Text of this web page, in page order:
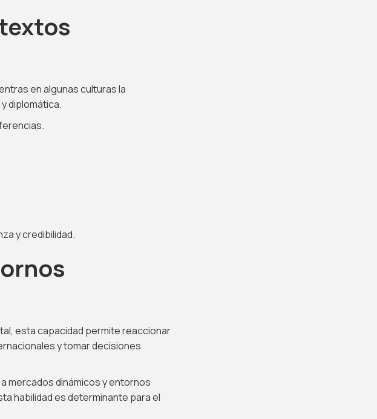
en algunas culturas la
diplomática.
y credibilidad.
esta capacidad permite reaccionar
y tomar decisiones
mercados dinámicos y entornos
habilidad es determinante para el